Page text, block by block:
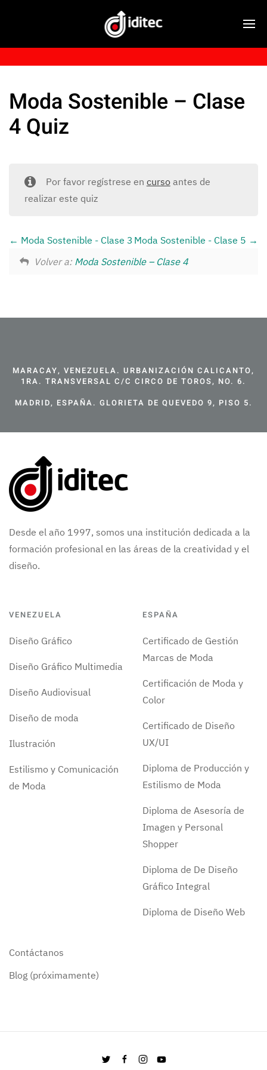
Moda Sostenible – Clase
4 Quiz
Por favor regístrese en cursoantes de
realizar este quiz
Moda Sostenible - Clase 3 Moda Sostenible - Clase 5
Volver a: Moda Sostenible – Clase 4
MARACAY, VENEZUELA. URBANIZACIÓN CALICANTO,
1RA. TRANSVERSAL C/C CIRCO DE TOROS, NO. 6.
MADRID, ESPAÑA. GLORIETA DE QUEVEDO 9, PISO 5.
Desde el año 1997, somos una institución dedicada a la
formación profesional en las áreas de la creatividad y el
diseño.
VENEZUELA
Diseño Gráfico
Diseño Gráfico Multimedia
Diseño Audiovisual
Diseño de moda
Ilustración
Estilismo y Comunicación
de Moda
ESPAÑA
Certificado de Gestión
Marcas de Moda
Certificación de Moda y
Color
Certificado de Diseño
UX/UI
Diploma de Producción y
Estilismo de Moda
Diploma de Asesoría de
Imagen y Personal
Shopper
Diploma de De Diseño
Gráfico Integral
Diploma de Diseño Web
Contáctanos
Blog (próximamente)